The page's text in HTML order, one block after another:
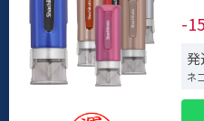
-
発
ネ